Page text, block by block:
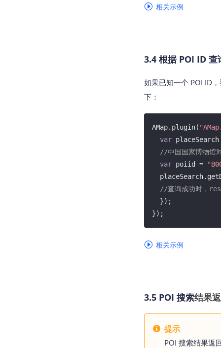
相关示例
3.4 根据 POI ID 查
如果已知一个 POI ID
下：
AMap.plugin(
var
//中国国家博物馆
var poiid =
//查询成功时，
});
相关示例
3.5 POI 搜索结果
提示
POI 搜索结果返